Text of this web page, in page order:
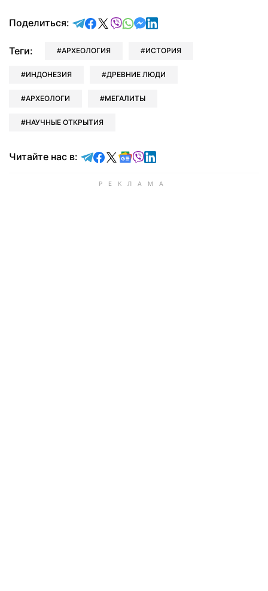
Поделиться: отправить в Telegram
поделиться в Facebook
поделиться в X
отправить в Viber
отправить в Whatsapp
отправить в Messenger
отправить в LinkedIn
Теги: АРХЕОЛОГИЯ ИСТОРИЯ
ИНДОНЕЗИЯ ДРЕВНИЕ ЛЮДИ
АРХЕОЛОГИ МЕГАЛИТЫ
НАУЧНЫЕ ОТКРЫТИЯ
Читайте нас в: Читайте в Telegram
Читайте в Facebook
Читайте в X
Читайте в Google news
Читайте в Viber
Читайте в LinkedIn